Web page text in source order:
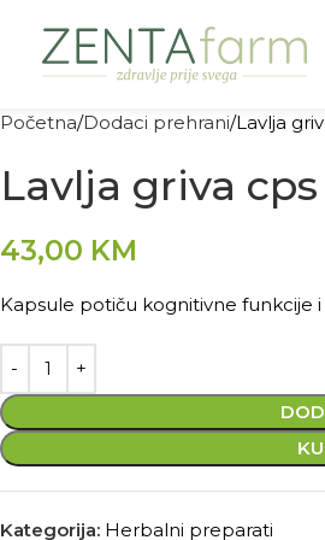
Početna Dodaci prehrani Lavlja
Lavlja griva
43,00 KM
Kapsule potiču kognitivne funkcije
Kategorija: Herbalni preparati